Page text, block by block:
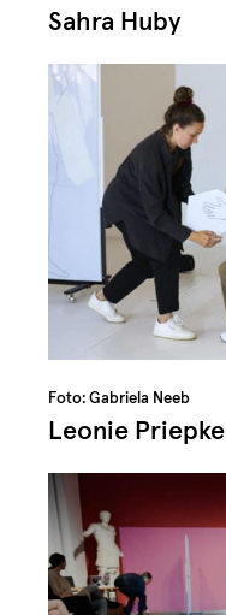
Sahra Huby
Foto: Gabriela Neeb
Leonie